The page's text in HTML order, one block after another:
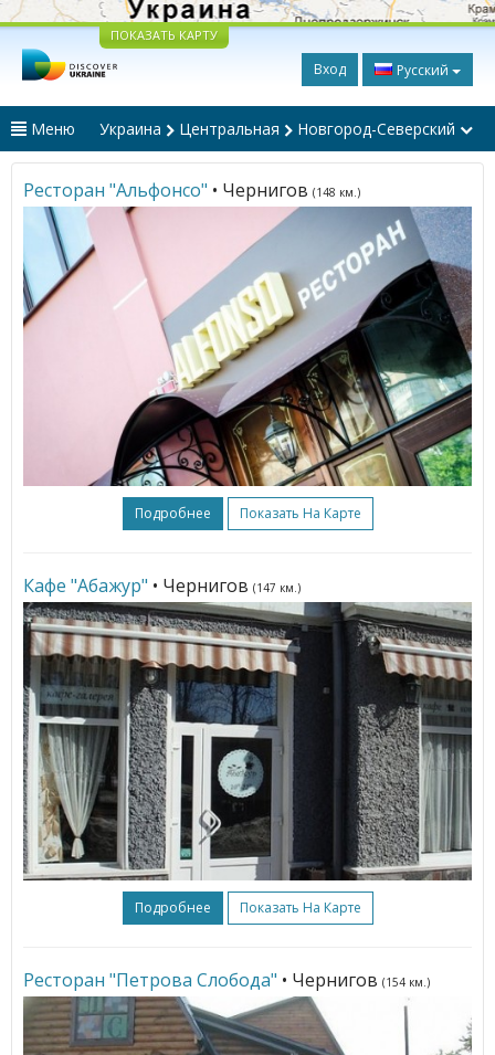
ПОКАЗАТЬ КАРТУ
Вход Русский
Меню Украина Центральная Новгород-Северский
Ресторан "Альфонсо" • Чернигов (148 км.)
Подробнее Показать На Карте
Кафе "Абажур" • Чернигов (147 км.)
Подробнее Показать На Карте
Ресторан "Петрова Слобода" • Чернигов (154 км.)